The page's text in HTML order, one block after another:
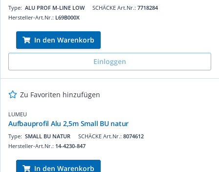
SCHÄCKE Art.Nr.: 7718284
Type: ALU PROF M-LINE LOW
Hersteller-Art.Nr.: L69B000X
In den Warenkorb
Einloggen
Zu Favoriten hinzufügen
LUMEU
Aufbauprofil Alu 2,5m Small BU natur
SCHÄCKE Art.Nr.: 8074612
Type: SMALL BU NATUR
Hersteller-Art.Nr.: 14-4230-847
In den Warenkorb